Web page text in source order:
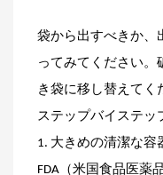
袋から出すべきか、
ってみてください
き袋に移し替えてく
ステップバイステッ
1. 大きめの清潔な容
FDA（米国食品医薬